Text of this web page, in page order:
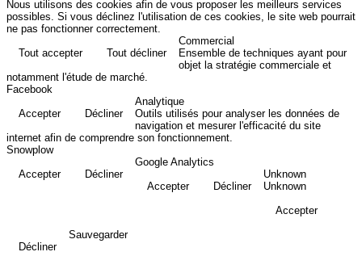
Nous utilisons des cookies afin de vous proposer les meilleurs services
possibles. Si vous déclinez l'utilisation de ces cookies, le site web pourrait
ne pas fonctionner correctement.
Tout accepter
Tout décliner
Commercial
Ensemble de techniques ayant pour
objet la stratégie commerciale et
notamment l'étude de marché.
Facebook
Accepter
Décliner
Analytique
Outils utilisés pour analyser les données de
navigation et mesurer l'efficacité du site
internet afin de comprendre son fonctionnement.
Snowplow
Accepter
Décliner
Google Analytics
Accepter
Décliner
Unknown
Unknown
Accepter
Décliner
Sauvegarder